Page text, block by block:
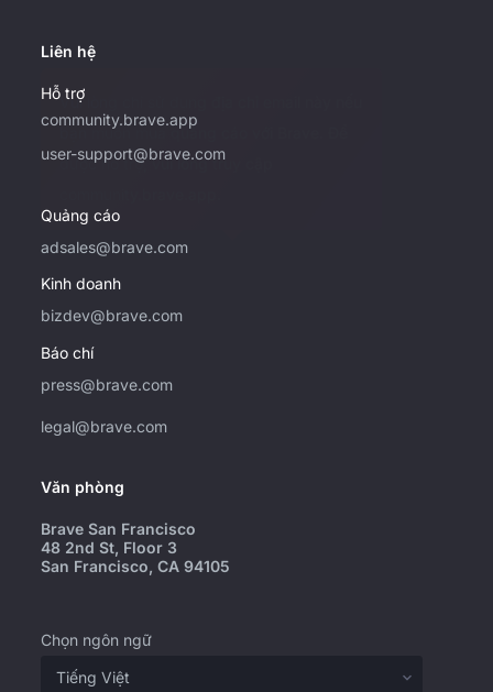
Liên hệ
Hỗ trợ
community.brave.app
user-support@brave.com
Quảng cáo
adsales@brave.com
Vui lòng chỉ sử dụng địa chỉ email này nếu
bạn muốn mua quảng cáo với Brave. Để
được hỗ trợ, vui lòng truy cập
Kinh doanh
bizdev@brave.com
Báo chí
press@brave.com
legal@brave.com
Văn phòng
Brave San Francisco
48 2nd St, Floor 3
San Francisco, CA 94105
Chọn ngôn ngữ